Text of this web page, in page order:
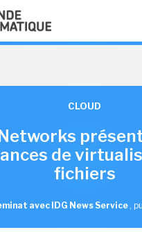
CLOUD
de
fichiers
avec IDG News Service ,